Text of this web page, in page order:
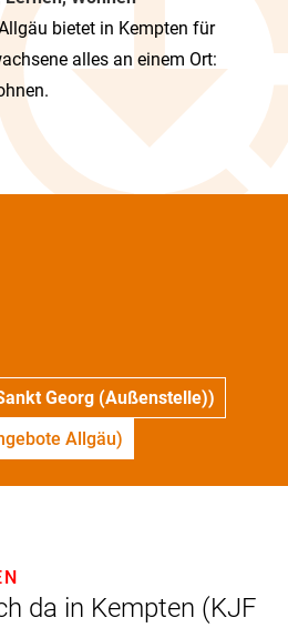
bietet in Kempten für
alles an einem Ort:
Georg (Außenstelle))
Allgäu)
da in Kempten (KJF